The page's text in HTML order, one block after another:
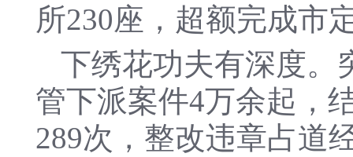
所230座，超额完成市
下绣花功夫有深度。
管下派案件4万余起，
289次，整改违章占道